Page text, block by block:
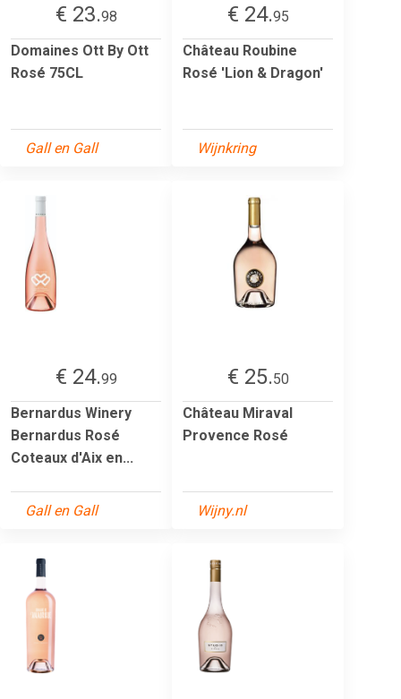
€ 23.98
Domaines Ott By Ott
Rosé 75CL
Gall en Gall
€ 24.95
Château Roubine
Rosé 'Lion & Dragon'
Wijnkring
€ 24.99
Bernardus Winery
Bernardus Rosé
Coteaux d'Aix en...
Gall en Gall
€ 25.50
Château Miraval
Provence Rosé
Wijny.nl